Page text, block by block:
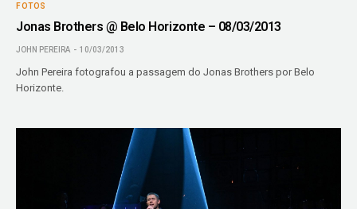
FOTOS
Jonas Brothers @ Belo Horizonte – 08/03/2013
JOHN PEREIRA 10/03/2013
John Pereira fotografou a passagem do Jonas Brothers por Belo
Horizonte.